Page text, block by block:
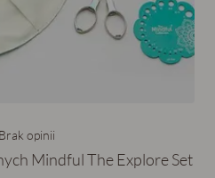
Brak opinii
Mindful The Explore Set